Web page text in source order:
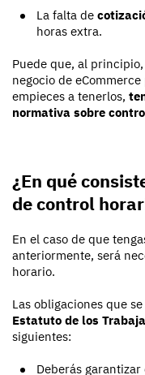
La falta de
horas extra.
Puede que, al
negocio de
empieces a tenerlos,
normativa sobre
¿En qué
de control
En el caso de que
anteriormente, será
horario.
Las obligaciones que
Estatuto de los
siguientes:
Deberás